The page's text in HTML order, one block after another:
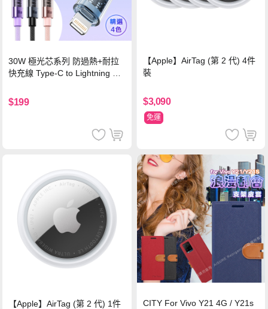
30W 極光芯系列 防過熱+耐拉
快充線 Type-C to Lightning 傳
$199
【Apple】AirTag (第 2 代) 4件
裝
$3,090
免運
【Apple】AirTag (第 2 代) 1件 CITY For Vivo Y21 4G / Y21s